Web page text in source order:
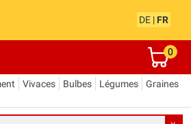
DE | FR
0
Vivaces Bulbes Légumes
Graines